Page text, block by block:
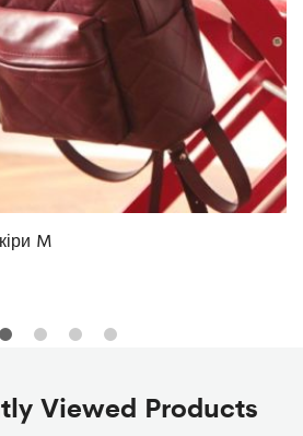
M
Viewed Products